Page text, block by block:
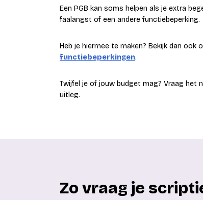
Een PGB kan soms helpen als je extra
faalangst of een andere functiebeperking.
Heb je hiermee te maken? Bekijk dan ook
functiebeperkingen.
Twijfel je of jouw budget mag? Vraag het
uitleg.
Zo vraag je